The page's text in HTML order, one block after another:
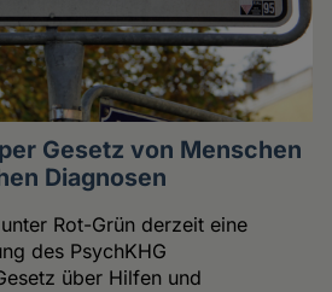
Gesetz von Menschen
Diagnosen
Rot-Grün derzeit eine
des PsychKHG
über Hilfen und